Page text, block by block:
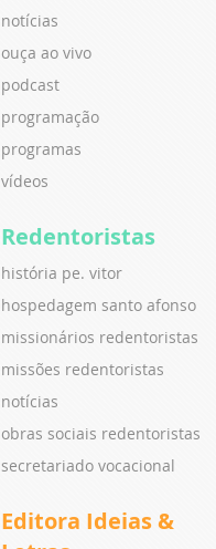
notícias
ouça ao vivo
podcast
programação
programas
vídeos
Redentoristas
história pe. vitor
hospedagem santo afonso
missionários redentoristas
missões redentoristas
notícias
obras sociais redentoristas
secretariado vocacional
Editora Ideias &